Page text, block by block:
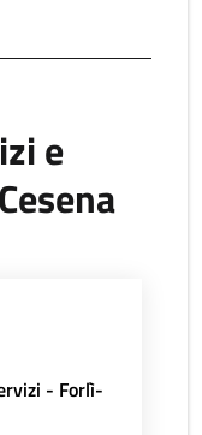
e
- Forlì-